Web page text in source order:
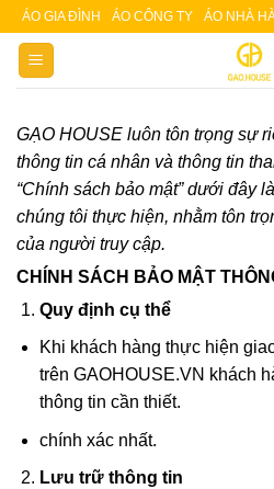
Skip
content
ÁO GIA ĐÌNH ÁO CÔNG TY ÁO NHÀ
GẠO HOUSE luôn tôn trọng sự
thông tin cá nhân và thông tin
“Chính sách bảo mật” dưới đây
chúng tôi thực hiện, nhằm tôn
của người truy cập.
CHÍNH SÁCH BẢO MẬT
Quy định cụ thể
Khi khách hàng thực hiện
trên GAOHOUSE.VN khách
thông tin cần thiết.
chính xác nhất.
Lưu trữ thông tin